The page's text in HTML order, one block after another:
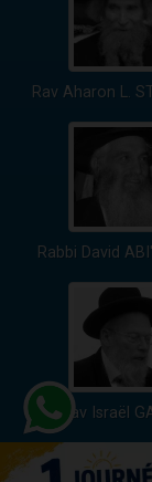
Rav Aharon L.
Rabbi David
Rav Israël